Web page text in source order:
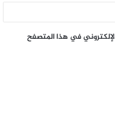
في هذا المتصفح